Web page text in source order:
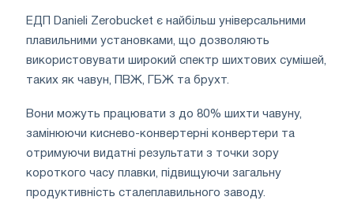
ЕДП Danieli Zerobucket є найбільш універсальними
плавильними установками, що дозволяють
використовувати широкий спектр шихтових сумішей,
таких як чавун, ПВЖ, ГБЖ та брухт.
Вони можуть працювати з до 80% шихти чавуну,
замінюючи киснево-конвертерні конвертери та
отримуючи видатні результати з точки зору
короткого часу плавки, підвищуючи загальну
продуктивність сталеплавильного заводу.